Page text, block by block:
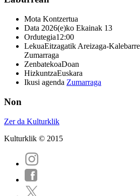
Mota Kontzertua
Data 2026(e)ko Ekainak 13
Ordutegia12:00
LekuaEitzagatik Areizaga-
Zumarraga
ZenbatekoaDoan
HizkuntzaEuskara
Ikusi agenda Zumarraga
Non
Zer da Kulturklik
Kulturklik © 2015